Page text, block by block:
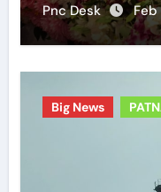
Pnc Desk Feb
Big News